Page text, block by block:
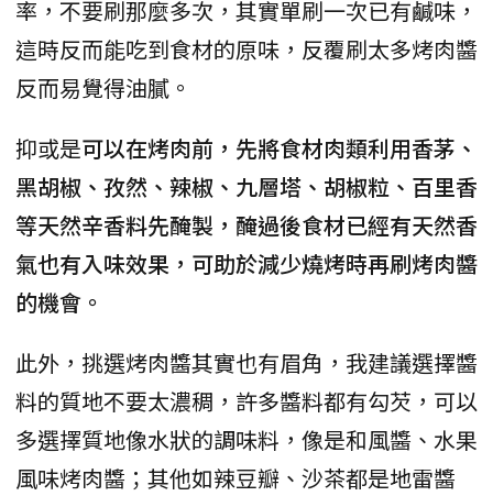
率，不要刷那麼多次，其實單刷一次已有鹹味，
這時反而能吃到食材的原味，反覆刷太多烤肉醬
反而易覺得油膩。
抑或是可以在烤肉前，先將食材肉類利用香茅、
黑胡椒、孜然、辣椒、九層塔、胡椒粒、百里香
等天然辛香料先醃製，醃過後食材已經有天然香
氣也有入味效果，可助於減少燒烤時再刷烤肉醬
的機會。
此外，挑選烤肉醬其實也有眉角，我建議選擇醬
料的質地不要太濃稠，許多醬料都有勾芡，可以
多選擇質地像水狀的調味料，像是和風醬、水果
風味烤肉醬；其他如辣豆瓣、沙茶都是地雷醬